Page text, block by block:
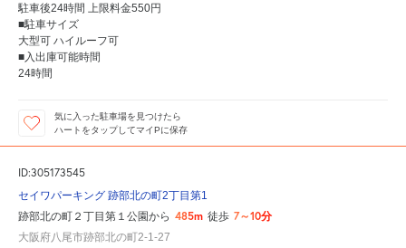
駐車後24時間 上限料金550円
■駐車サイズ
大型可 ハイルーフ可
■入出庫可能時間
24時間
気に入った駐車場を見つけたら
ハートをタップしてマイPに保存
ID:305173545
セイワパーキング 跡部北の町2丁目第1
跡部北の町２丁目第１公園から 485m 徒歩 7～10分
大阪府八尾市跡部北の町2-1-27